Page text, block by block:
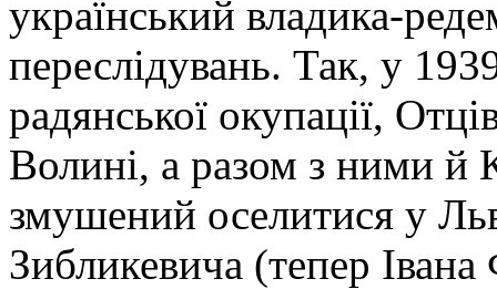
український владика-
переслідувань. Так, у
радянської окупації,
Волині, а разом з ними й
змушений оселитися у
Зибликевича (тепер